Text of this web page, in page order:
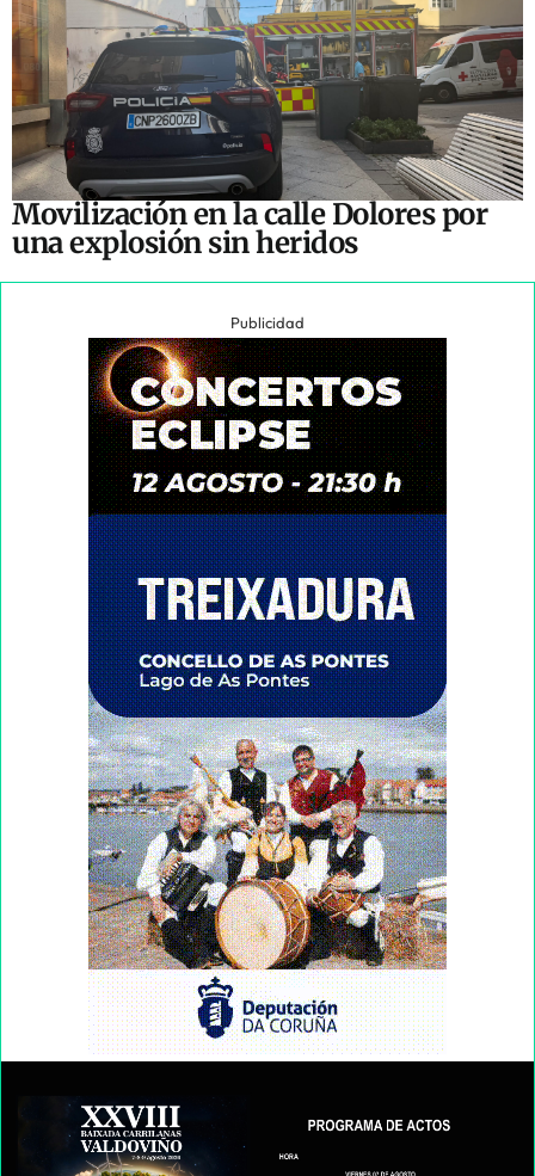
Movilización en la calle Dolores por
una explosión sin heridos
Publicidad